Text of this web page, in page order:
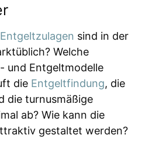
Entgeltzulagen sind in der
Welche
und Entgeltmodelle
die Entgeltfindung, die
die turnusmäßige
ab? Wie kann die
gestaltet werden?